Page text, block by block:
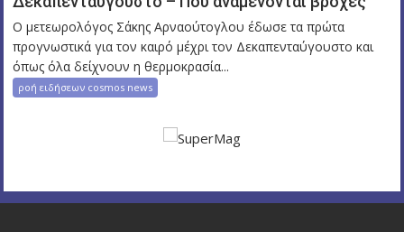
Ο μετεωρολόγος Σάκης Αρναούτογλου έδωσε τα πρώτα
προγνωστικά για τον καιρό μέχρι τον Δεκαπενταύγουστο και
όπως όλα δείχνουν η θερμοκρασία...
ροή ειδήσεων cosmos news